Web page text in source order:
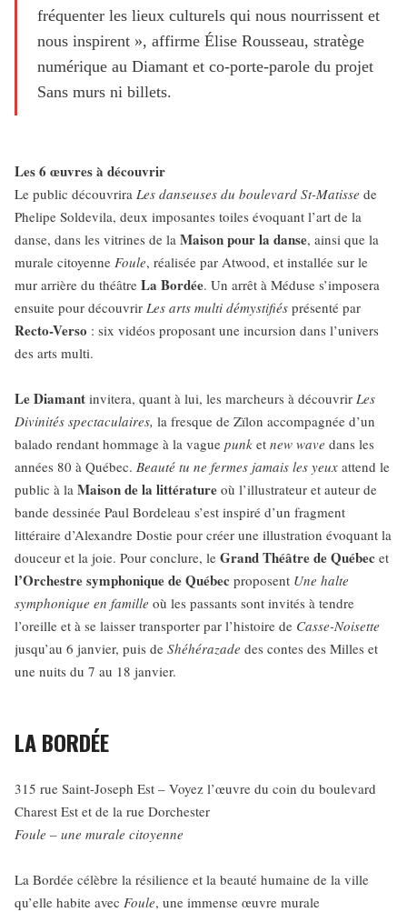
fréquenter les lieux culturels qui nous nourrissent et
nous inspirent », affirme Élise Rousseau, stratège
numérique au Diamant et co-porte-parole du projet
Sans murs ni billets.
Les 6 œuvres à découvrir
Le public découvrira Les danseuses du boulevard St-Matisse de
Phelipe Soldevila, deux imposantes toiles évoquant l’art de la
danse, dans les vitrines de la Maison pour la danse, ainsi que la
murale citoyenne Foule, réalisée par Atwood, et installée sur le
mur arrière du théâtre La Bordée. Un arrêt à Méduse s’imposera
ensuite pour découvrir Les arts multi démystifiés présenté par
Recto-Verso : six vidéos proposant une incursion dans l’univers
des arts multi.
Le Diamant invitera, quant à lui, les marcheurs à découvrir Les
Divinités spectaculaires, la fresque de Zïlon accompagnée d’un
balado rendant hommage à la vague punk et new wave dans les
années 80 à Québec. Beauté tu ne fermes jamais les yeux attend le
public à la Maison de la littérature où l’illustrateur et auteur de
bande dessinée Paul Bordeleau s’est inspiré d’un fragment
littéraire d’Alexandre Dostie pour créer une illustration évoquant la
douceur et la joie. Pour conclure, le Grand Théâtre de Québec et
l’Orchestre symphonique de Québec proposent Une halte
symphonique en famille où les passants sont invités à tendre
l’oreille et à se laisser transporter par l’histoire de Casse-Noisette
jusqu’au 6 janvier, puis de Shéhérazade des contes des Milles et
une nuits du 7 au 18 janvier.
LA BORDÉE
315 rue Saint-Joseph Est – Voyez l’œuvre du coin du boulevard
Charest Est et de la rue Dorchester
Foule – une murale citoyenne
La Bordée célèbre la résilience et la beauté humaine de la ville
qu’elle habite avec Foule, une immense œuvre murale